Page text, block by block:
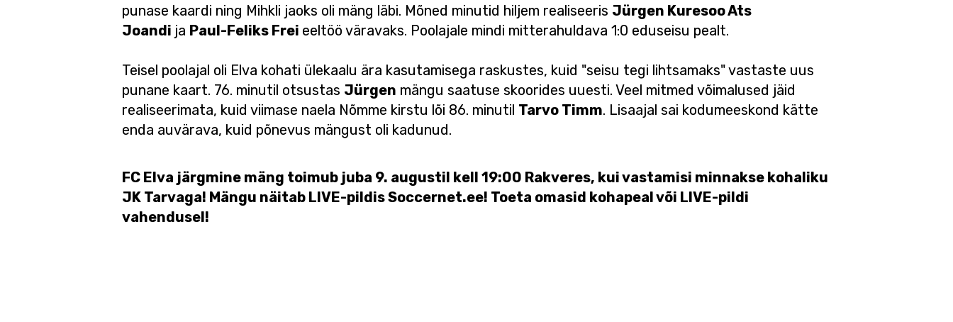
punase kaardi ning Mihkli jaoks oli mäng läbi. Mõned minutid hiljem realiseeris Jürgen Kuresoo Ats
Joandi ja Paul-Feliks Frei eeltöö väravaks. Poolajale mindi mitterahuldava 1:0 eduseisu pealt.
Teisel poolajal oli Elva kohati ülekaalu ära kasutamisega raskustes, kuid "seisu tegi lihtsamaks" vastaste uus
punane kaart. 76. minutil otsustas Jürgen mängu saatuse skoorides uuesti. Veel mitmed võimalused jäid
realiseerimata, kuid viimase naela Nõmme kirstu lõi 86. minutil Tarvo Timm. Lisaajal sai kodumeeskond kätte
enda auvärava, kuid põnevus mängust oli kadunud.
FC Elva järgmine mäng toimub juba 9. augustil kell 19:00 Rakveres, kui vastamisi minnakse kohaliku
JK Tarvaga! Mängu näitab LIVE-pildis Soccernet.ee! Toeta omasid kohapeal või LIVE-pildi
vahendusel!